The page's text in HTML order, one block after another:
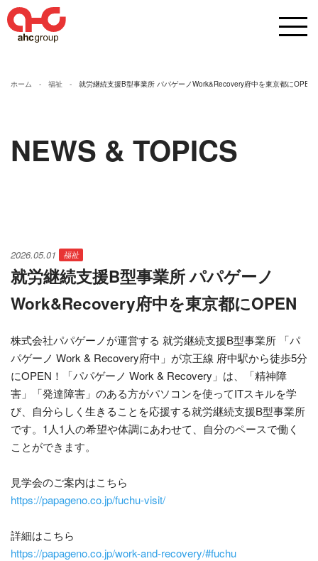
ホーム 福祉 就労継続支援B型事業所 パパゲーノWork&Recovery府中を東京都にOPEN
NEWS & TOPICS
2026.05.01 福祉
就労継続支援B型事業所 パパゲーノ
Work&Recovery府中を東京都にOPEN
株式会社パパゲーノが運営する 就労継続支援B型事業所 「パ
パゲーノ Work & Recovery府中」が京王線 府中駅から徒歩5分
にOPEN！「パパゲーノ Work & Recovery」は、「精神障
害」「発達障害」のある方がパソコンを使ってITスキルを学
び、自分らしく生きることを応援する就労継続支援B型事業所
です。1人1人の希望や体調にあわせて、自分のペースで働く
ことができます。
見学会のご案内はこちら
https://papageno.co.jp/fuchu-visit/
詳細はこちら
https://papageno.co.jp/work-and-recovery/#fuchu